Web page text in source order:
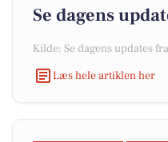
Se dagens
Kilde: Se dagens updates
Læs hele artiklen her